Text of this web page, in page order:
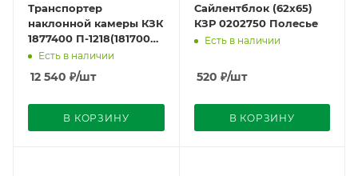
Транспортер
наклонной камеры КЗК
1877400 П-1218(1817000)
с 2008г. L-3458мм
Есть в наличии
12 540 ₽/шт
В КОРЗИНУ
Сайлентблок (62х65)
КЗР 0202750 Полесье
Есть в наличии
520 ₽/шт
В КОРЗИНУ